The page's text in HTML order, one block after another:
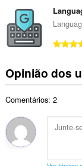
Opinião dos
Comentários: 2